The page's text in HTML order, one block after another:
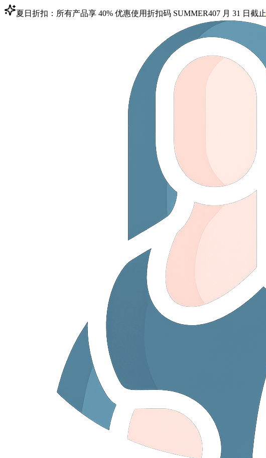
夏日折扣：所有产品享 40% 优惠使用折扣码 SUMMER407 月 31 日截止